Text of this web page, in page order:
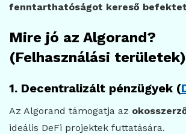
fenntarthatóságot kereső
Mire jó az Algorand?
(Felhasználási területek)
1. Decentralizált pénzügyek (
Az Algorand támogatja az
ideális DeFi projektek futtatására.